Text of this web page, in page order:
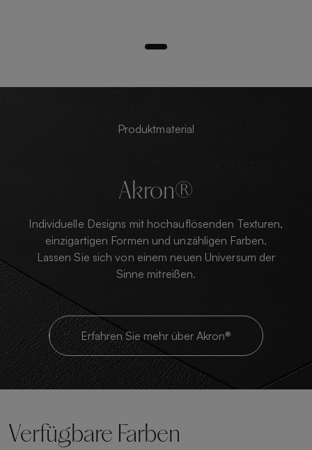
Produktmaterial
Akron®
Individuelle Designs mit hochauflösenden Texturen,
einzigartigen Formen und unzähligen Farben.
Lassen Sie sich von einem neuen Universum der
Sinne mitreißen.
Erfahren Sie mehr über Akron®
Verfügbare Farben